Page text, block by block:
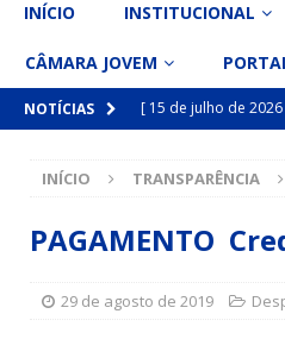
INÍCIO INSTITUCIONAL
CÂMARA JOVEM
NOTÍCIAS [ 15 de julho de 2026
[ 15 de julho de 2026 ]
Simões Filho I
DESTAQUE
INÍCIO TRANSPARÊNCIA
PAGAMENTO
29 de agosto de 2019